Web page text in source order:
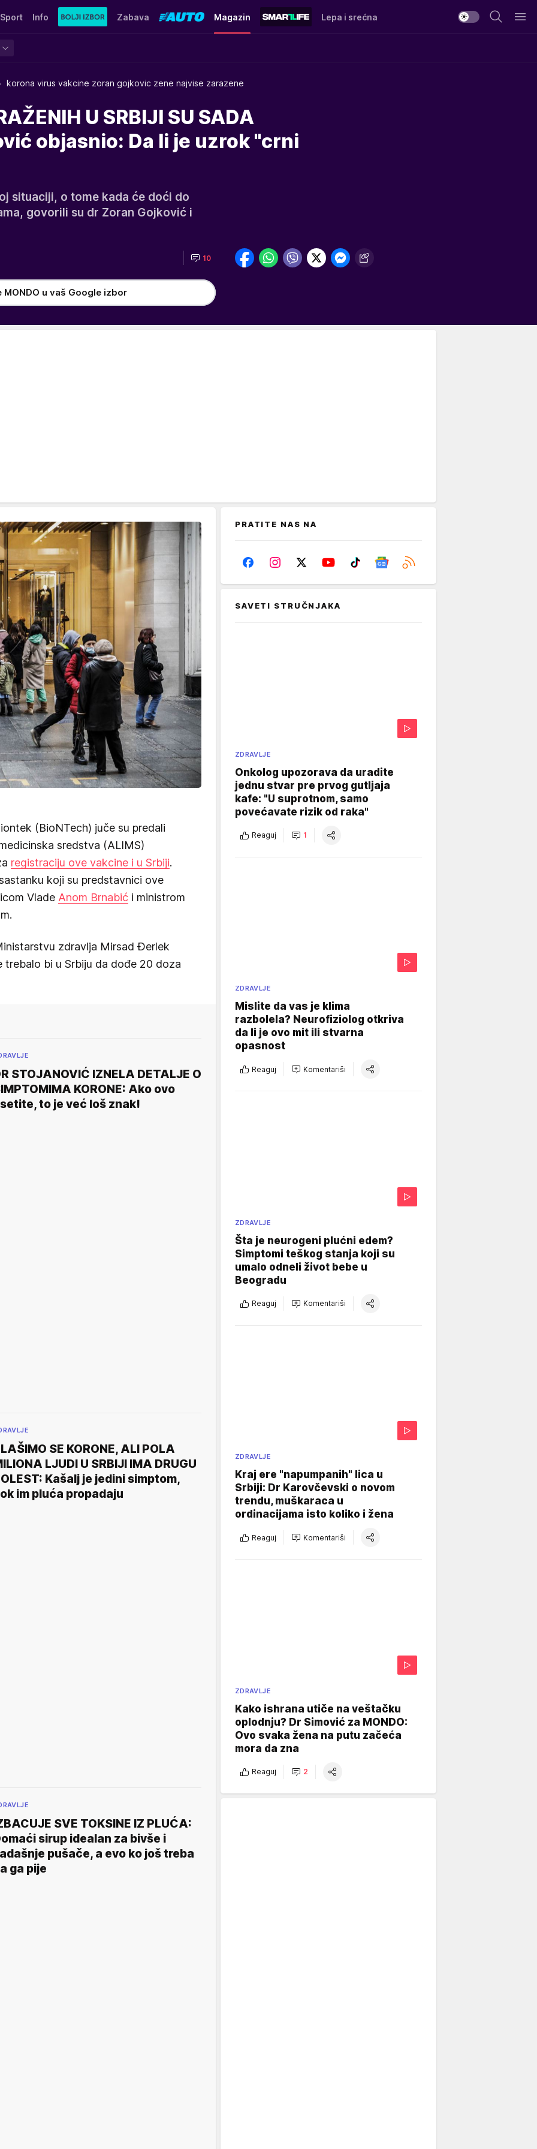
Sport Info Zabava Magazin Lepa i srećna
korona virus vakcine zoran gojkovic zene najvise zarazene
U SRBIJI SU SADA
objasnio: Da li je uzrok "crni
situaciji, o tome kada će doći do
govorili su dr Zoran Gojković i
10
MONDO u vaš Google izbor
(BioNTech) juče su predali
sredstva (ALIMS)
registraciju ove vakcine i u Srbiji.
koji su predstavnici ove
Vlade Anom Brnabić i ministrom
zdravlja Mirsad Đerlek
trebalo bi u Srbiju da dođe 20 doza
STOJANOVIĆ IZNELA DETALJE O
KORONE: Ako ovo
to je već loš znak!
SE KORONE, ALI POLA
LJUDI U SRBIJI IMA DRUGU
Kašalj je jedini simptom,
im pluća propadaju
SVE TOKSINE IZ PLUĆA:
sirup idealan za bivše i
pušače, a evo ko još treba
ga pije
PRATITE NAS NA
SAVETI STRUČNJAKA
ZDRAVLJE
Onkolog upozorava da uradite
jednu stvar pre prvog gutljaja
kafe: "U suprotnom, samo
povećavate rizik od raka"
Reaguj 1
ZDRAVLJE
Mislite da vas je klima
razbolela? Neurofiziolog otkriva
da li je ovo mit ili stvarna
opasnost
Reaguj Komentariši
ZDRAVLJE
Šta je neurogeni plućni edem?
Simptomi teškog stanja koji su
umalo odneli život bebe u
Beogradu
Reaguj Komentariši
ZDRAVLJE
Kraj ere "napumpanih" lica u
Srbiji: Dr Karovčevski o novom
trendu, muškaraca u
ordinacijama isto koliko i žena
Reaguj Komentariši
ZDRAVLJE
Kako ishrana utiče na veštačku
oplodnju? Dr Simović za MONDO:
Ovo svaka žena na putu začeća
mora da zna
Reaguj 2